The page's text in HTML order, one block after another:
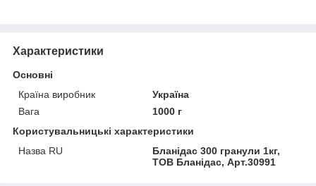
Характеристики
Основні
Країна виробник
Україна
Вага
1000 г
Користувальницькі характеристики
Назва RU
Бланідас 300 гранули 1кг,
ТОВ Бланідас, Арт.30991